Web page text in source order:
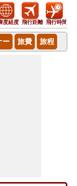
度経度 飛行距離 飛行時間
ー 旅費 旅程